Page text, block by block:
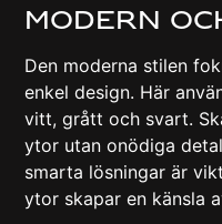
Modern
Den moderna stilen
enkel design. Här
vitt, grått och svart.
ytor utan onödiga
smarta lösningar är
ytor skapar en känsla